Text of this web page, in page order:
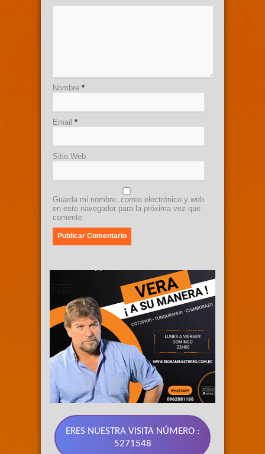
Nombre *
Email *
Sitio Web
Guarda mi nombre, correo electrónico y web
en este navegador para la próxima vez que
comente.
ERES NUESTRA VISITA NÚMERO :
5271548